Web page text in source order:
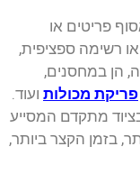
פריטים או
רשימה ספציפית,
הן במחסנים,
פריקת מכולות ועוד.
מתקדם המסייע
בזמן הקצר ביותר,